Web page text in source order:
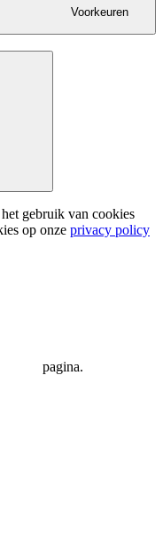
Voorkeuren
gebruik van cookies
op onze privacy policy
pagina.